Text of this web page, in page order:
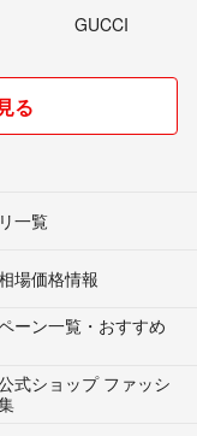
GUCCI
る
一覧
場価格情報
ーン一覧・おすすめ
式ショップ ファッシ